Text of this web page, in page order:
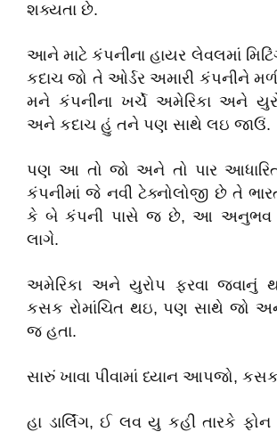
શક્યતા છે.
આને માટે કંપનીના હાયર લેવલમાં
કદાચ જો તે ઓર્ડર અમારી કંપનીને
મને કંપનીના ખર્ચે અમેરિકા અને
અને કદાચ હું તને પણ સાથે લઇ જાઉં.
પણ આ તો જો અને તો પાર
કંપનીમાં જે નવી ટેક્નોલોજી છે તે
કે બે કંપની પાસે જ છે, આ અનુભવ
લાગે.
અમેરિકા અને યુરોપ ફરવા જવાનું
કસક રોમાંચિત થઇ, પણ સાથે જો
જ હતા.
સારું ખાવા પીવામાં ધ્યાન આપજો,
હા ડાર્લિંગ, ઈ લવ યુ કહી તારકે ફોન